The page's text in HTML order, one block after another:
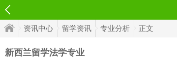
资讯中心 留学资讯 专业分析 正文
新西兰留学法学专业